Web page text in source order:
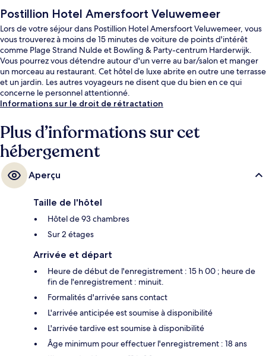
Postillion Hotel Amersfoort Veluwemeer
Lors de votre séjour dans Postillion Hotel Amersfoort Veluwemeer, vous
vous trouverez à moins de 15 minutes de voiture de points d'intérêt
comme Plage Strand Nulde et Bowling & Party-centrum Harderwijk.
Vous pourrez vous détendre autour d'un verre au bar/salon et manger
un morceau au restaurant. Cet hôtel de luxe abrite en outre une terrasse
et un jardin. Les autres voyageurs ne disent que du bien en ce qui
concerne le personnel attentionné.
Informations sur le droit de rétractation
Plus d’informations sur cet
hébergement
Aperçu
Taille de l'hôtel
Hôtel de 93 chambres
Sur 2 étages
Arrivée et départ
Heure de début de l'enregistrement : 15 h 00 ; heure de
fin de l'enregistrement : minuit.
Formalités d'arrivée sans contact
L'arrivée anticipée est soumise à disponibilité
L'arrivée tardive est soumise à disponibilité
Âge minimum pour effectuer l'enregistrement : 18 ans